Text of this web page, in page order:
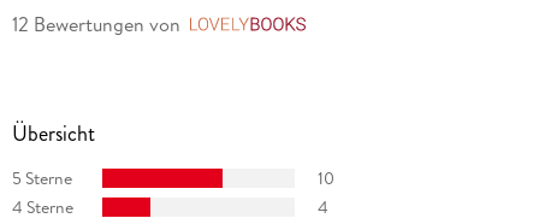
12 Bewertungen von
Übersicht
5 Sterne
10
4 Sterne
4